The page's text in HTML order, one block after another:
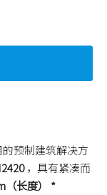
预制建筑解决方
，具有紧凑而
（长度） *